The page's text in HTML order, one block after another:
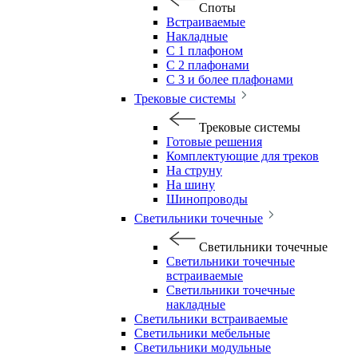
Споты
Встраиваемые
Накладные
С 1 плафоном
С 2 плафонами
С 3 и более плафонами
Трековые системы
Трековые системы
Готовые решения
Комплектующие для треков
На струну
На шину
Шинопроводы
Светильники точечные
Светильники точечные
Светильники точечные
встраиваемые
Светильники точечные
накладные
Светильники встраиваемые
Светильники мебельные
Светильники модульные